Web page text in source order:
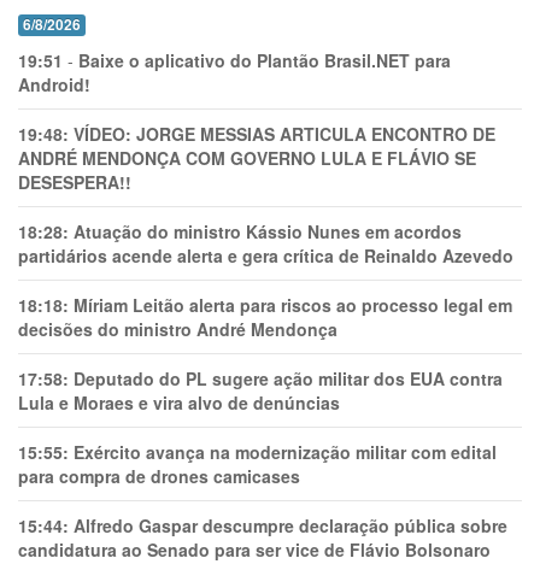
6/8/2026
19:51 - Baixe o aplicativo do Plantão Brasil.NET para
Android!
19:48: VÍDEO: JORGE MESSIAS ARTICULA ENCONTRO DE
ANDRÉ MENDONÇA COM GOVERNO LULA E FLÁVIO SE
DESESPERA!!
18:28: Atuação do ministro Kássio Nunes em acordos
partidários acende alerta e gera crítica de Reinaldo Azevedo
18:18: Míriam Leitão alerta para riscos ao processo legal em
decisões do ministro André Mendonça
17:58: Deputado do PL sugere ação militar dos EUA contra
Lula e Moraes e vira alvo de denúncias
15:55: Exército avança na modernização militar com edital
para compra de drones camicases
15:44: Alfredo Gaspar descumpre declaração pública sobre
candidatura ao Senado para ser vice de Flávio Bolsonaro